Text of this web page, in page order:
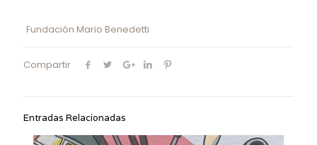
Fundación Mario Benedetti
Compartir
Entradas Relacionadas